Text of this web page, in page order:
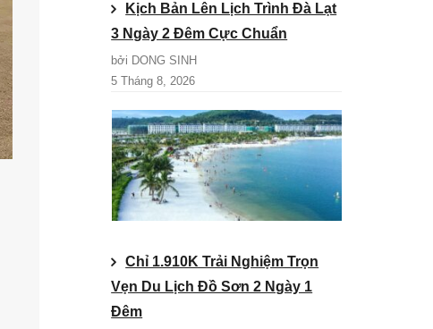
Kịch Bản Lên Lịch Trình Đà Lạt
3 Ngày 2 Đêm Cực Chuẩn
bởi DONG SINH
5 Tháng 8, 2026
Chỉ 1.910K Trải Nghiệm Trọn
Vẹn Du Lịch Đồ Sơn 2 Ngày 1
Đêm